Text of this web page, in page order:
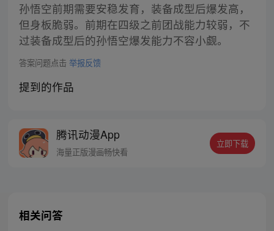
孙悟空前期需要安稳发育，装备成型后爆发高，
但身板脆弱。前期在四级之前团战能力较弱，不
过装备成型后的孙悟空爆发能力不容小觑。
答案问题点击 举报反馈
提到的作品
腾讯动漫App
海量正版漫画畅快看
立即下载
相关问答